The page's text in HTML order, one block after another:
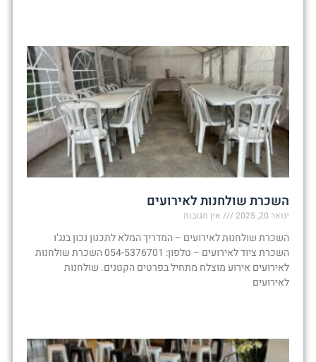
השכרת שולחנות לאירועים
ינואר 20, 2025 אין תגובות
השכרת שולחנות לאירועים – המדריך המלא לתכנון נכון בנג’ו
השכרת ציוד לאירועים – טלפון: 054-5376701 השכרת שולחנות
לאירועים אירוע מוצלח מתחיל בפרטים הקטנים. שולחנות
לאירועים